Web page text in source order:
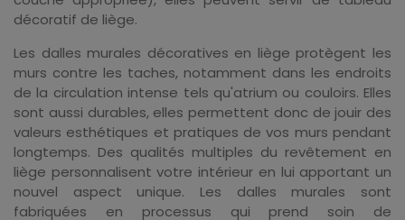
décoratif de liège.
Les dalles murales décoratives en liège protègent les
murs contre les taches, notamment dans les endroits
de la circulation intense tels qu'atrium ou couloirs. Elles
sont aussi durables, elles permettent donc de jouir des
valeurs esthétiques et pratiques de vos murs pendant
longtemps. Des qualités multiples du revêtement en
liège personnalisent votre intérieur en lui apportant un
nouvel aspect unique. Les dalles murales sont
fabriquées en processus qui prend soin de